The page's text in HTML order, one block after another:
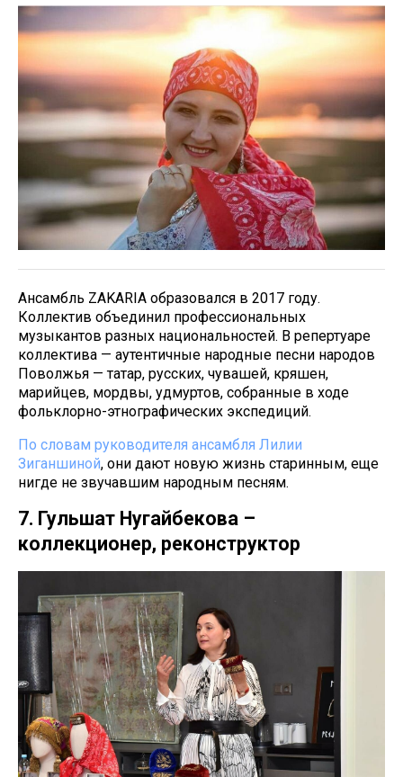
Ансамбль ZAKARIA образовался в 2017 году.
Коллектив объединил профессиональных
музыкантов разных национальностей. В репертуаре
коллектива — аутентичные народные песни народов
Поволжья — татар, русских, чувашей, кряшен,
марийцев, мордвы, удмуртов, собранные в ходе
фольклорно-этнографических экспедиций.
По словам руководителя ансамбля Лилии
Зиганшиной, они дают новую жизнь старинным, еще
нигде не звучавшим народным песням.
7. Гульшат Нугайбекова –
коллекционер, реконструктор